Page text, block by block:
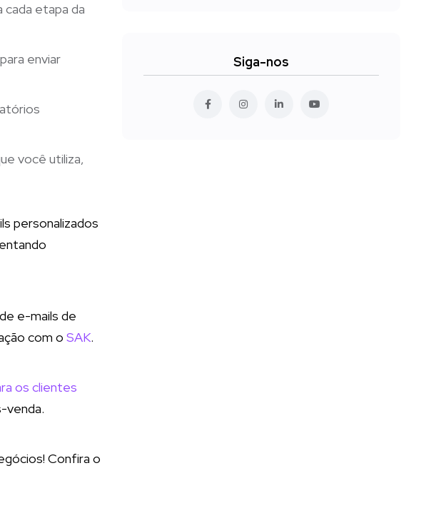
cada etapa da
enviar
você utiliza,
personalizados
e-mails de
com o SAK.
os clientes
venda.
Confira o
Siga-nos